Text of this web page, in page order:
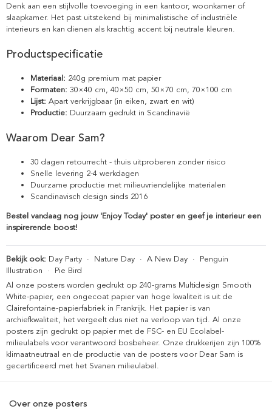
Denk aan een stijlvolle toevoeging in een kantoor, woonkamer of
slaapkamer. Het past uitstekend bij minimalistische of industriële
interieurs en kan dienen als krachtig accent bij neutrale kleuren.
Productspecificatie
Materiaal: 240g premium mat papier
Formaten: 30×40 cm, 40×50 cm, 50×70 cm, 70×100 cm
Lijst: Apart verkrijgbaar (in eiken, zwart en wit)
Productie: Duurzaam gedrukt in Scandinavië
Waarom Dear Sam?
30 dagen retourrecht - thuis uitproberen zonder risico
Snelle levering 2-4 werkdagen
Duurzame productie met milieuvriendelijke materialen
Scandinavisch design sinds 2016
Bestel vandaag nog jouw 'Enjoy Today' poster en geef je interieur een
inspirerende boost!
Bekijk ook: Day Party · Nature Day · A New Day · Penguin
Illustration · Pie Bird
Al onze posters worden gedrukt op 240-grams Multidesign Smooth
White-papier, een ongecoat papier van hoge kwaliteit is uit de
Clairefontaine-papierfabriek in Frankrijk. Het papier is van
archiefkwaliteit, het vergeelt dus niet na verloop van tijd. Al onze
posters zijn gedrukt op papier met de FSC- en EU Ecolabel-
milieulabels voor verantwoord bosbeheer. Onze drukkerijen zijn 100%
klimaatneutraal en de productie van de posters voor Dear Sam is
gecertificeerd met het Svanen milieulabel.
Over onze posters